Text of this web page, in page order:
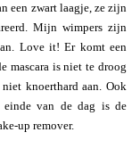
een zwart laagje, ze zijn
Mijn wimpers zijn
Love it! Er komt een
mascara is niet te droog
knoerthard aan. Ook
einde van de dag is de
up remover.